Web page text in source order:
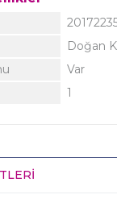
Doğan
Var
1